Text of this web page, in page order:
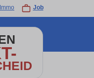
Immo Job